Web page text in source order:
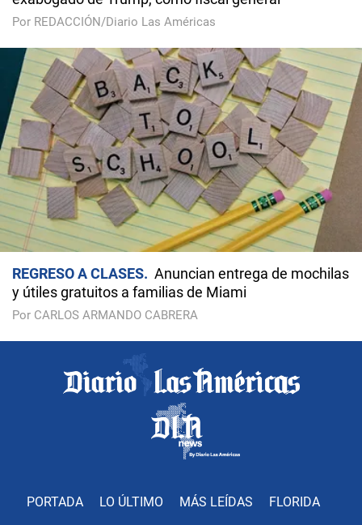
EEUU
El Senado de EEUU confirma a Todd Blanche,
exabogado de Trump, como fiscal general
Por REDACCIÓN/Diario Las Américas
REGRESO A CLASES
Anuncian entrega de mochilas
y útiles gratuitos a familias de Miami
Por CARLOS ARMANDO CABRERA